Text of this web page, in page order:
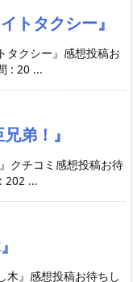
トタクシー』
タクシー』感想投稿お
: 20 ...
弟！』
クチコミ感想投稿お待
202 ...
木』感想投稿お待ちし